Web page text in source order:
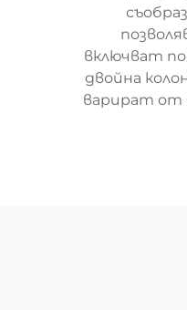
включват
двойна
варират от